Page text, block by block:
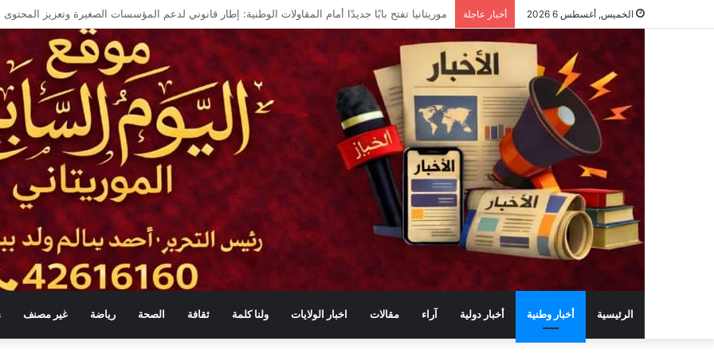
الخميس, أغسطس 6 2026 أخبار عاجلة ماذا حققت وزارة الرقمنة في موريتانيا
الرئيسية أخبار وطنية أخبار دولية آراء مقالات اخبار الولايات ولنا كلمة ثقافة الصحة رياضة غير مصنف